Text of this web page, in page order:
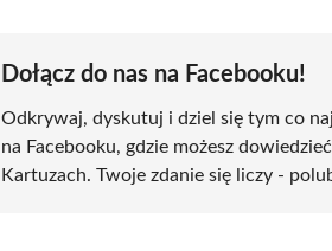
Dołącz do nas na Facebooku!
Odkrywaj, dyskutuj i dziel się tym co
na Facebooku, gdzie możesz
Kartuzach. Twoje zdanie się liczy -